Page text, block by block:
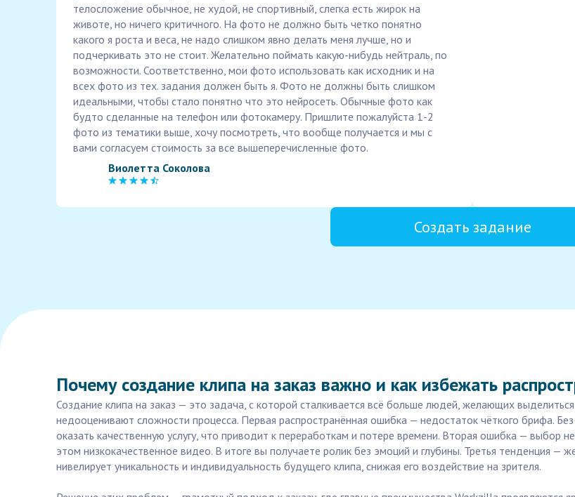
телосложение обычное, не худой, не спортивный, слегка есть жирок на
животе, но ничего критичного. На фото не должно быть четко понятно
какого я роста и веса, не надо слишком явно делать меня лучше, но и
подчеркивать это не стоит. Желательно поймать какую-нибудь нейтраль, по
возможности. Соответственно, мои фото использовать как исходник и на
всех фото из тех. задания должен быть я. Фото не должны быть слишком
идеальными, чтобы стало понятно что это нейросеть. Обычные фото как
будто сделанные на телефон или фотокамеру. Пришлите пожалуйста 1-2
фото из тематики выше, хочу посмотреть, что вообще получается и мы с
вами согласуем стоимость за все вышеперечисленные фото.
Виолетта Соколова
Создать задание
Почему создание клипа на заказ важно и как избежать
Создание клипа на заказ — это задача, с которой сталкивается всё больше людей, желающих
недооценивают сложности процесса. Первая распространённая ошибка — недостаток чёткого брифа.
оказать качественную услугу, что приводит к переработкам и потере времени. Вторая ошибка —
этом низкокачественное видео. В итоге вы получаете ролик без эмоций и глубины. Третья тенденция
нивелирует уникальность и индивидуальность будущего клипа, снижая его воздействие на зрителя.